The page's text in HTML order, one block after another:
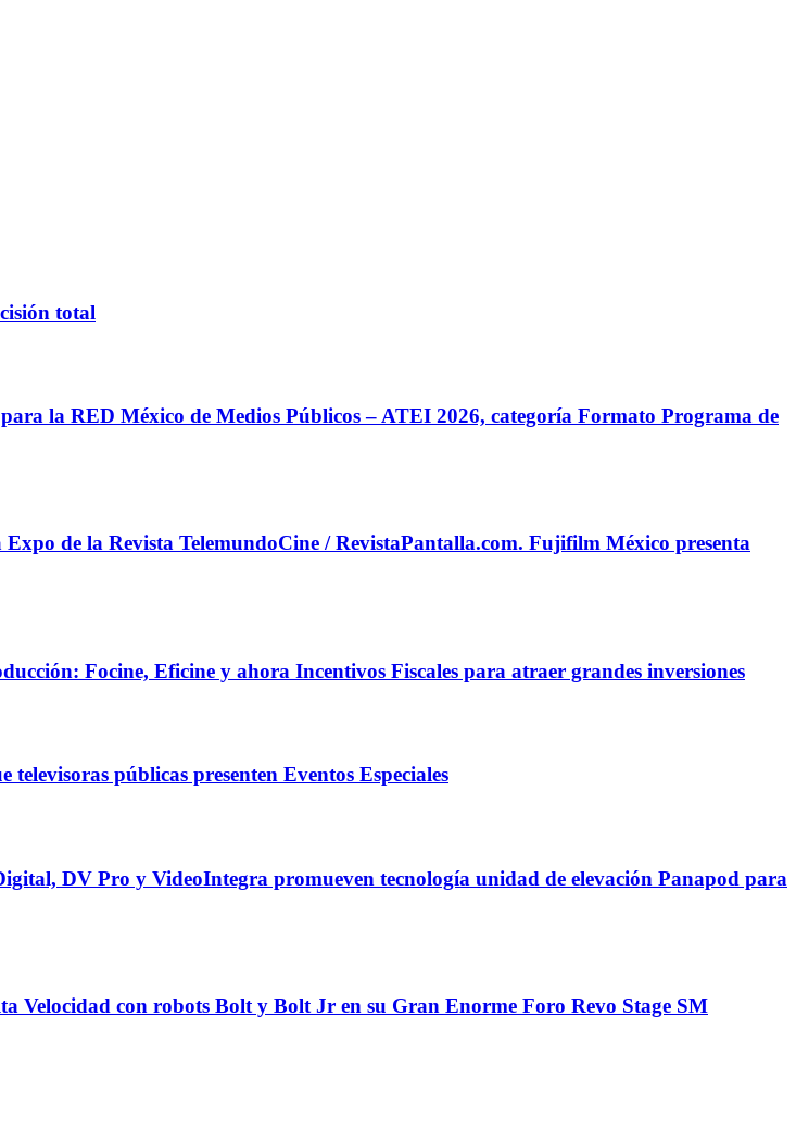
total
la RED México de Medios Públicos – ATEI 2026, categoría Formato Programa de
de la Revista TelemundoCine / RevistaPantalla.com. Fujifilm México presenta
Focine, Eficine y ahora Incentivos Fiscales para atraer grandes inversiones
públicas presenten Eventos Especiales
DV Pro y VideoIntegra promueven tecnología unidad de elevación Panapod para
Velocidad con robots Bolt y Bolt Jr en su Gran Enorme Foro Revo Stage SM